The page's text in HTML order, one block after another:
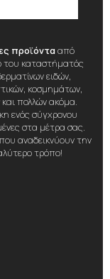
προϊόντααπό
του καταστήματός
ειδών,
κοσμημάτων,
πολλών ακόμα.
ενός σύγχρονου
στα μέτρα σας.
αναδεικνύουν την
τρόπο!